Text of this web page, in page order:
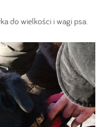
do wielkości i wagi psa.